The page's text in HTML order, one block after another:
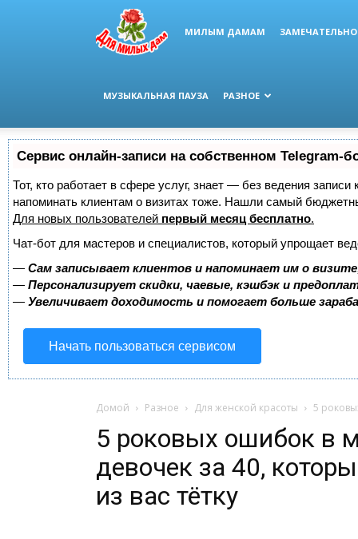
МИЛЫМ ДАМАМ
МУЗЫКАЛЬНАЯ ПАУЗА РАЗНОЕ
Сервис онлайн-записи на собственном Telegram-
Тот, кто работает в сфере услуг, знает — без ведения
напоминать клиентам о визитах тоже. Нашли самый
Для новых пользователей первый месяц бесплатно.
Чат-бот для мастеров и специалистов, который упрощает
— Сам записывает клиентов и напоминает им о
— Персонализирует скидки, чаевые, кэшбэк и
— Увеличивает доходимость и помогает больше
Начать пользоваться сервисом
Домой Разное Для женской красоты 5
5 роковых ошибок в
девочек за 40,
из вас тётку